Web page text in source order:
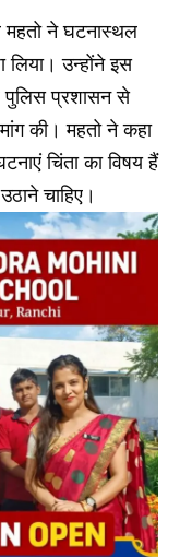
महतो ने घटनास्थल
लिया। उन्होंने इस
पुलिस प्रशासन से
की। महतो ने कहा
चिंता का विषय हैं
चाहिए।